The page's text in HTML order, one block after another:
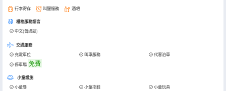
行李寄存 叫醒服務 酒吧
櫃枱服務語言
中文(普通話)
交通服務
充電車位 叫車服務
代客泊車
停車場 免費
小童設施
小童餐 小童拖鞋
小童玩具